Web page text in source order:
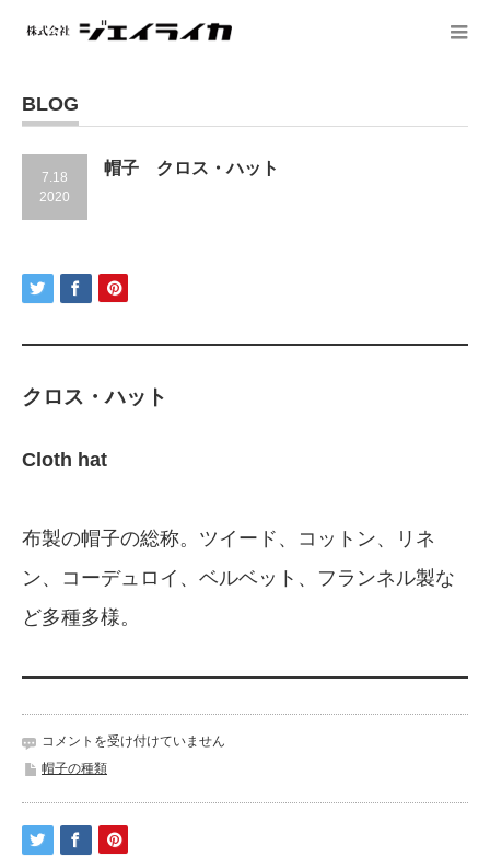
BLOG
7.18
2020
帽子 クロス・ハット
クロス・ハット
Cloth hat
布製の帽子の総称。ツイード、コットン、リネ
ン、コーデュロイ、ベルベット、フランネル製な
ど多種多様。
帽
子
ロ
ス・
ハ
コメントを受け付けていません
帽子の種類